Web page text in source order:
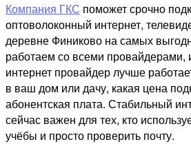
Компания ГКС поможет срочно
оптоволоконный интернет,
деревне Финиково на самых
работаем со всеми провайдерами,
интернет провайдер лучше
в ваш дом или дачу, какая цена
абонентская плата. Стабильный
сейчас важен для тех, кто
учёбы и просто проверить почту.